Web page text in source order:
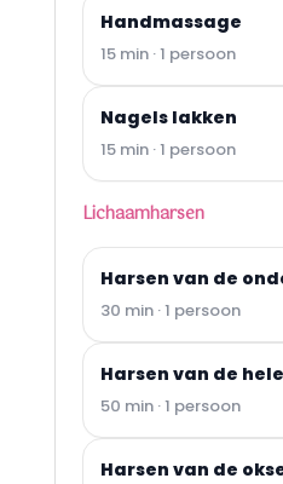
Handmassage
15 min · 1 persoon
Nagels lakken
15 min · 1 persoon
Lichaamharsen
Harsen van de
30 min · 1 persoon
Harsen van de
50 min · 1 persoon
Harsen van de